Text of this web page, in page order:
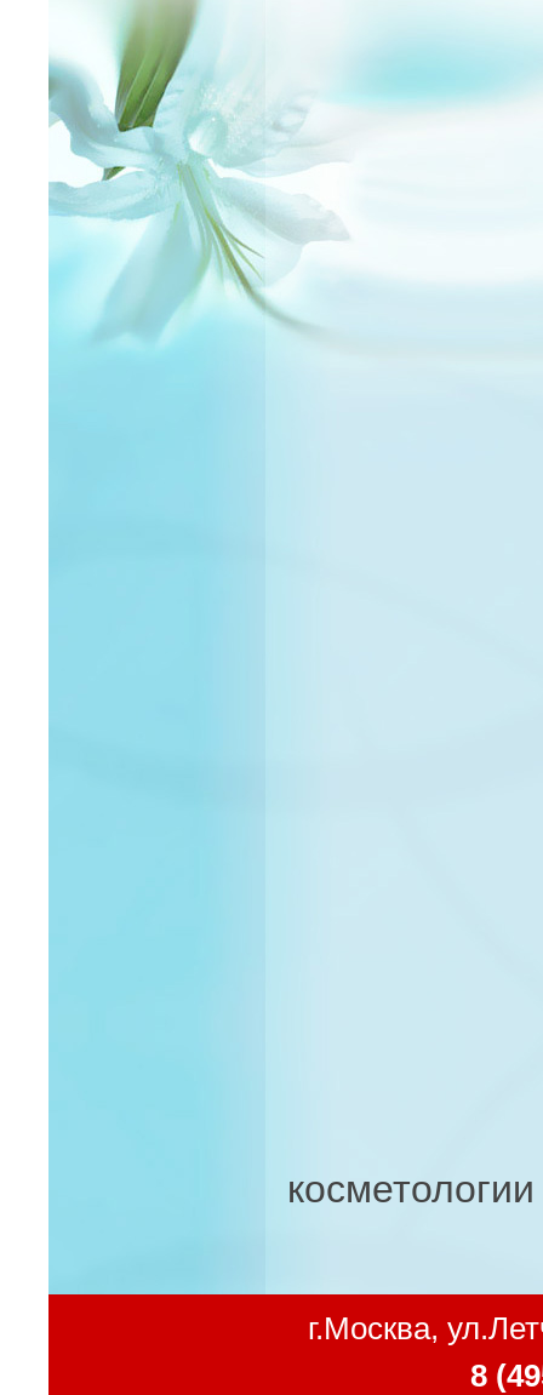
косметологии
г.Москва,
8